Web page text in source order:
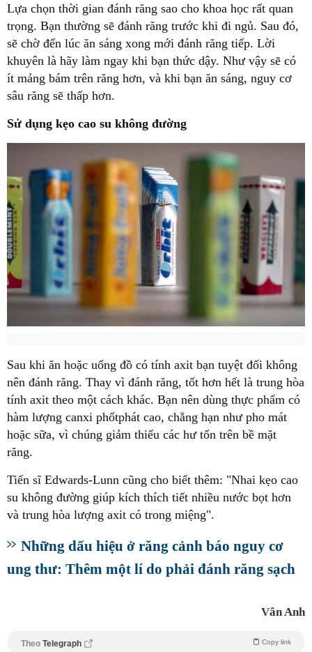
Lựa chọn thời gian đánh răng sao cho khoa học rất quan
trọng. Bạn thường sẽ đánh răng trước khi đi ngủ. Sau đó,
sẽ chờ đến lúc ăn sáng xong mới đánh răng tiếp. Lời
khuyên là hãy làm ngay khi bạn thức dậy. Như vậy sẽ có
ít mảng bám trên răng hơn, và khi bạn ăn sáng, nguy cơ
sâu răng sẽ thấp hơn.
Sử dụng kẹo cao su không đường
Sau khi ăn hoặc uống đồ có tính axit bạn tuyệt đối không
nên đánh răng. Thay vì đánh răng, tốt hơn hết là trung hòa
tính axit theo một cách khác. Bạn nên dùng thực phẩm có
hàm lượng canxi phốtphát cao, chẳng hạn như pho mát
hoặc sữa, vì chúng giảm thiểu các hư tổn trên bề mặt
răng.
Tiến sĩ Edwards-Lunn cũng cho biết thêm: "Nhai kẹo cao
su không đường giúp kích thích tiết nhiều nước bọt hơn
và trung hòa lượng axit có trong miệng".
Những dấu hiệu ở răng cảnh báo nguy cơ
ung thư: Thêm một lí do phải đánh răng sạch
Vân Anh
Theo Telegraph Copy link